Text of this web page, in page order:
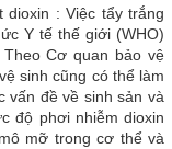
dioxin : Việc tẩy trắng
Y tế thế giới (WHO)
Cơ quan bảo vệ
sinh cũng có thể làm
vấn đề về sinh sản và
độ phơi nhiễm dioxin
mỡ trong cơ thể và